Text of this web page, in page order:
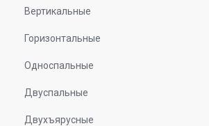
Вертикальные
Горизонтальные
Односпальные
Двуспальные
Двухъярусные